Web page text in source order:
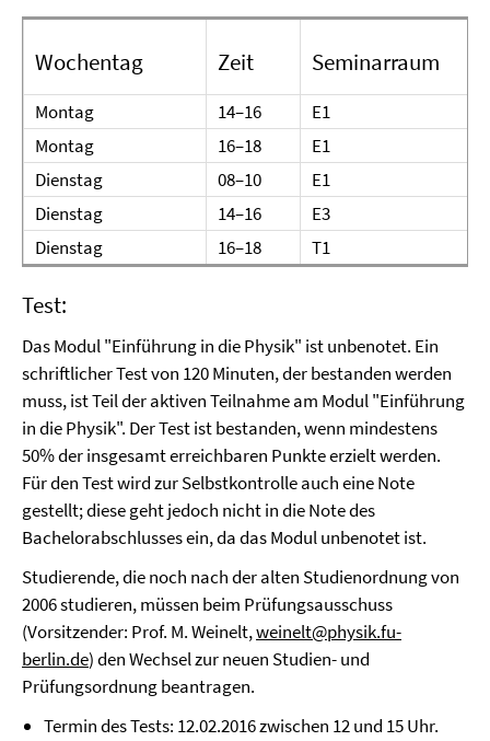
Wochentag Zeit Seminarraum
Montag 14–16 E1
Montag
16–18 E1
Dienstag
08–10 E1
Dienstag
14–16 E3
Dienstag
16–18 T1
Test:
Das Modul "Einführung in die Physik" ist unbenotet. Ein
schriftlicher Test von 120 Minuten, der bestanden werden
muss, ist Teil der aktiven Teilnahme am Modul "Einführung
in die Physik". Der Test ist bestanden, wenn mindestens
50% der insgesamt erreichbaren Punkte erzielt werden.
Für den Test wird zur Selbstkontrolle auch eine Note
gestellt; diese geht jedoch nicht in die Note des
Bachelorabschlusses ein, da das Modul unbenotet ist.
Studierende, die noch nach der alten Studienordnung von
2006 studieren, müssen beim Prüfungsausschuss
(Vorsitzender: Prof. M. Weinelt,weinelt@physik.fu-
berlin.de) den Wechsel zur neuen Studien- und
Prüfungsordnung beantragen.
Termin des Tests: 12.02.2016 zwischen 12 und 15 Uhr.